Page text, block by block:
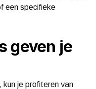
een specifieke
geven je
je profiteren van